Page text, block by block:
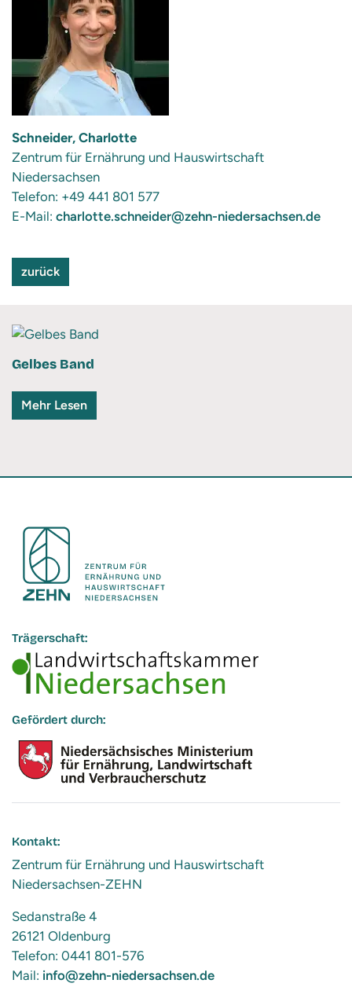
Schneider, Charlotte
Zentrum für Ernährung und Hauswirtschaft
Niedersachsen
Telefon: +49 441 801 577
E-Mail: charlotte.schneider@zehn-niedersachsen.de
zurück
Gelbes Band
Mehr Lesen
Trägerschaft:
Gefördert durch:
Kontakt:
Zentrum für Ernährung und Hauswirtschaft
Niedersachsen-ZEHN
Sedanstraße 4
26121 Oldenburg
Telefon: 0441 801-576
Mail: info@zehn-niedersachsen.de